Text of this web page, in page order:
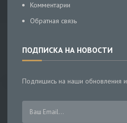
Комментарии
Обратная связь
ПОДПИСКА НА НОВОСТИ
Подпишись на наши обновления